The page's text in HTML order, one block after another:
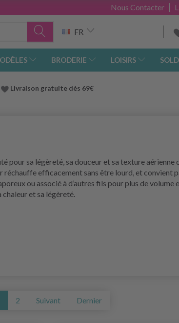
Nous Contacter
FR
BRODERIE LOISIRS
Livraison gratuite dès 69€
pour sa légèreté, sa douceur et sa texture
efficacement sans être lourd, et convient
ou associé à d’autres fils pour plus de
chaleur et sa légèreté.
2 Suivant Dernier